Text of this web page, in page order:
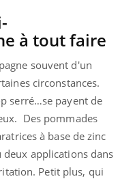
à tout faire
souvent d'un
circonstances.
serré…se payent de
Des pommades
à base de zinc
applications dans
Petit plus, qui